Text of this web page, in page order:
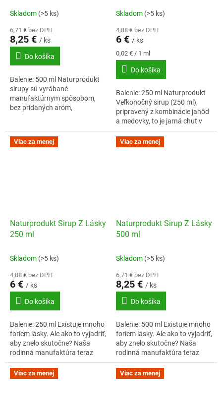
Skladom (>5 ks)
6,71 € bez DPH
8,25 € / ks
Do košíka
Balenie: 500 ml Naturprodukt
sirupy sú vyrábané
manufaktúrnym spôsobom,
bez pridaných aróm,
Skladom (>5 ks)
4,88 € bez DPH
6 € / ks
Jednotková
cena:
0,02 € / 1 ml
Do košíka
Balenie: 250 ml Naturprodukt
Veľkonočný sirup (250 ml),
pripravený z kombinácie jahôd
a medovky, to je jarná chuť v
každom pohári kedykoľvek
počas dňa. Nádherne vonia a
výborne...
Viac za menej
Naturprodukt Sirup Z Lásky
250 ml
Skladom (>5 ks)
4,88 € bez DPH
6 € / ks
Do košíka
Balenie: 250 ml Existuje mnoho
foriem lásky. Ale ako to vyjadriť,
aby znelo skutočne? Naša
rodinná manufaktúra teraz
prichádza s lahodnou tekutou
formou ruže, ktorá je stále...
Viac za menej
Naturprodukt Sirup Z Lásky
500 ml
Skladom (>5 ks)
6,71 € bez DPH
8,25 € / ks
Do košíka
Balenie: 500 ml Existuje mnoho
foriem lásky. Ale ako to vyjadriť,
aby znelo skutočne? Naša
rodinná manufaktúra teraz
prichádza s lahodnou tekutou
formou ruže, ktorá je stále...
Viac za menej Viac za menej